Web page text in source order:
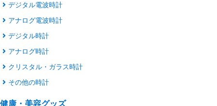
デジタル電波時計
アナログ電波時計
デジタル時計
アナログ時計
クリスタル・ガラス時計
その他の時計
健康・美容グッズ